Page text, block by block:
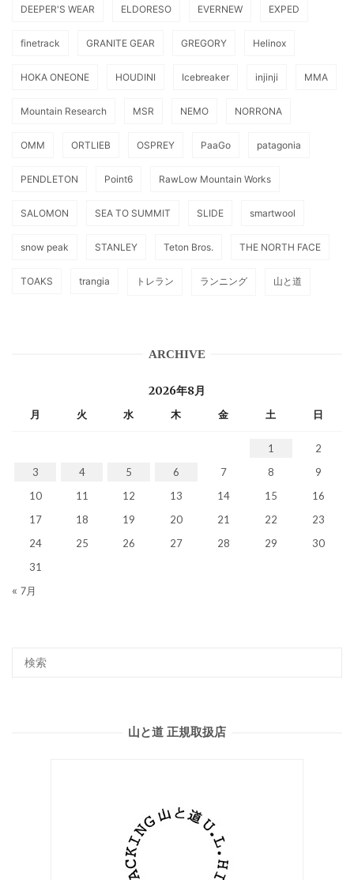
DEEPER'S WEAR ELDORESO EVERNEW EXPED
finetrack GRANITE GEAR GREGORY Helinox
HOKA ONEONE HOUDINI Icebreaker injinji MMA
Mountain Research MSR NEMO NORRONA
OMM ORTLIEB OSPREY PaaGo patagonia
PENDLETON Point6 RawLow Mountain Works
SALOMON SEA TO SUMMIT SLIDE smartwool
snow peak STANLEY Teton Bros. THE NORTH FACE
TOAKS trangia トレラン ランニング 山と道
ARCHIVE
2026年8月
月 火 水 木 金 土 日
1
2
3
4 5 6 7 8
9
10
11 12 13 14 15
16
17
18 19 20 21 22
23
24
25 26 27 28 29
30
31
« 7月
山と道 正規取扱店